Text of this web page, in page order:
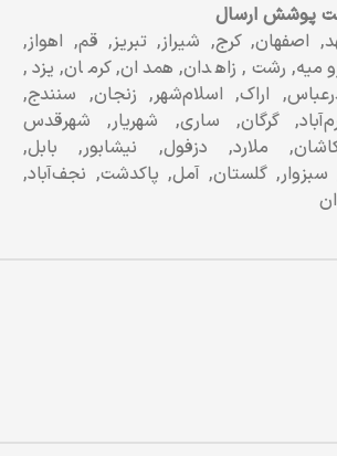
پوشش ارسال
اصفهان, کرج, شیراز, تبریز, قم, اهواز,
رشت, زاهدان, همدان, کرمان, یزد,
اراک, اسلام‌شهر, زنجان, سنندج,
گرگان, ساری, شهریار, شهرقدس
ملارد, دزفول, نیشابور, بابل,
گلستان, آمل, پاکدشت, نجف‌آباد,